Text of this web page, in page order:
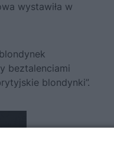
wystawiła w
beztalenciami
blondynki”.